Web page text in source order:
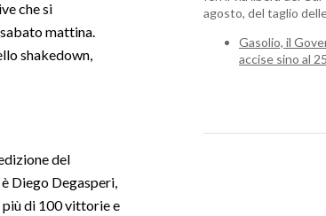
che si
mattina.
shakedown,
del
Diego Degasperi,
di 100 vittorie e
agosto, del taglio
Gasolio, il
accise sino al